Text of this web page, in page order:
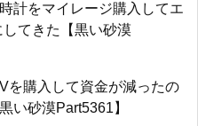
計をマイレージ購入してエ
てきた【黒い砂漠
を購入して資金が減ったの
い砂漠Part5361】